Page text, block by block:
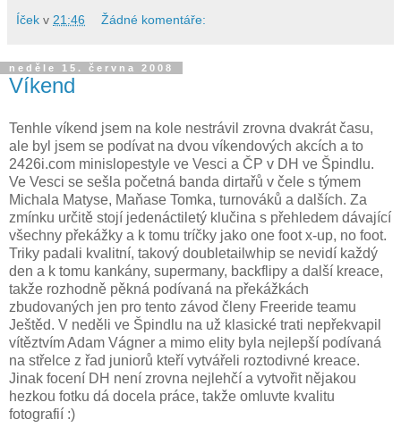
Íček v 21:46 Žádné komentáře:
neděle 15. června 2008
Víkend
Tenhle víkend jsem na kole nestrávil zrovna dvakrát času,
ale byl jsem se podívat na dvou víkendových akcích a to
2426i.com minislopestyle ve Vesci a ČP v DH ve Špindlu.
Ve Vesci se sešla početná banda dirtařů v čele s týmem
Michala Matyse, Maňase Tomka, turnováků a dalších. Za
zmínku určitě stojí jedenáctiletý klučina s přehledem dávající
všechny překážky a k tomu tríčky jako one foot x-up, no foot.
Triky padali kvalitní, takový doubletailwhip se nevidí každý
den a k tomu kankány, supermany, backflipy a další kreace,
takže rozhodně pěkná podívaná na překážkách
zbudovaných jen pro tento závod členy Freeride teamu
Ještěd. V neděli ve Špindlu na už klasické trati nepřekvapil
vítěztvím Adam Vágner a mimo elity byla nejlepší podívaná
na střelce z řad juniorů kteří vytvářeli roztodivné kreace.
Jinak focení DH není zrovna nejlehčí a vytvořit nějakou
hezkou fotku dá docela práce, takže omluvte kvalitu
fotografií :)